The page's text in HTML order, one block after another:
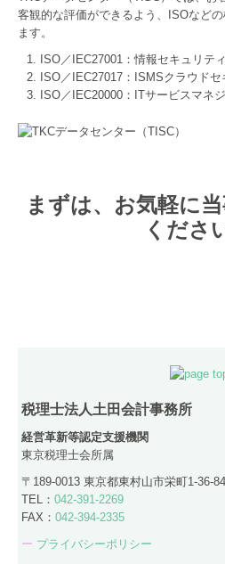
客観的な評価ができるよう、ISOなど
ます。
ISO／IEC27001：情報セキュリテ
ISO／IEC27017：ISMSクラウド
ISO／IEC20000：ITサービスマネ
まずは、お気軽に
くださ
税理士法人土田会計事務所
経営革新等認定支援機関
東京税理士会所属
〒189-0013 東京都東村山市栄町1-36-84
TEL：042-391-2269
FAX：042-394-2335
ー プライバシーポリシー